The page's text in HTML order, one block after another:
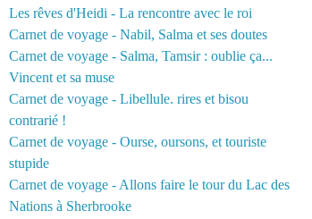
Les rêves d'Heidi - La rencontre avec le roi
Carnet de voyage - Nabil, Salma et ses doutes
Carnet de voyage - Salma, Tamsir : oublie ça...
Vincent et sa muse
Carnet de voyage - Libellule. rires et bisou
contrarié !
Carnet de voyage - Ourse, oursons, et touriste
stupide
Carnet de voyage - Allons faire le tour du Lac des
Nations à Sherbrooke